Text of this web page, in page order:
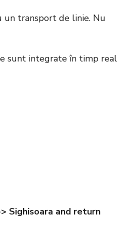
un transport de linie. Nu
sunt integrate în timp real
Sighisoara and return